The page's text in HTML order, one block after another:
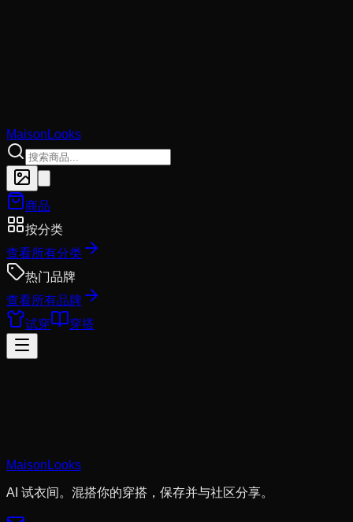
MaisonLooks
商品
按分类
查看所有分类
热门品牌
查看所有品牌
试穿
穿搭
拒绝非必要 全部接受
MaisonLooks
AI 试衣间。混搭你的穿搭，保存并与社区分享。